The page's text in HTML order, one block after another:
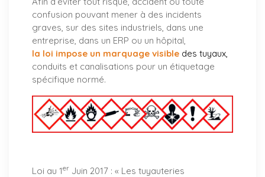
confusion pouvant mener à des incidents
graves, sur des sites industriels, dans une
entreprise, dans un ERP ou un hôpital,
la loi impose un marquage visible des tuyaux,
conduits et canalisations pour un étiquetage
spécifique normé.
Loi au 1er Juin 2017 : « Les tuyauteries